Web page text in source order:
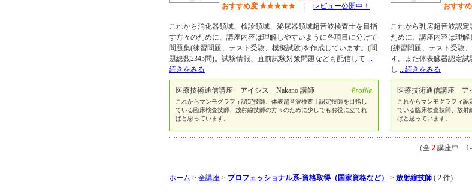
おすすめ度 ★★★★★ レビュー公開中！
これから消化器領域、検診領域、泌尿器領域超音波検査士を目指
す方々のために、講座内容は理解しやすいように各項目に分けて
問題集(練習問題、テスト受験、模擬試験)を作成しています。(問
題総数2345問)。試験情報、直前試験対策問題なども配信して ...
続きをみる
医療技術通信講座 アイシス Nakano 講師
これからマンモグラフィ認定技師、体表超音波検査士認定技師を目指し
ている臨床検査技師、放射線技師の方々のために少しでもお役に立てれ
ばと思っています。
おすす
これから乳房超音波認
ために、講座内容は理
(練習問題、テスト受験
す。また体表臓器認定
し ...続きをみる
医療技術通信講座 ア
これからマンモグラフィ認
ている臨床検査技師、放射
ばと思っています。
（全 2 講座中 1-
ホーム > 全講座 > プロフェッショナル系-資格取得（国家資格など） > 放射線技師 ( 2 件)